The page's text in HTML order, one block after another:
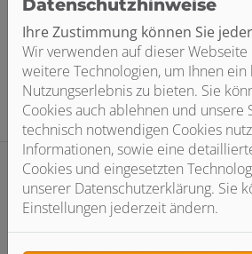
Datenschutzhinweise
Ihre Zustimmung können Sie
Wir verwenden auf dieser Webseite
weitere Technologien, um Ihnen
Nutzungserlebnis zu bieten. Sie
Cookies auch ablehnen und unsere
technisch notwendigen Cookies
Informationen, sowie eine
Cookies und eingesetzten
unserer Datenschutzerklärung. Sie
Einstellungen jederzeit ändern.